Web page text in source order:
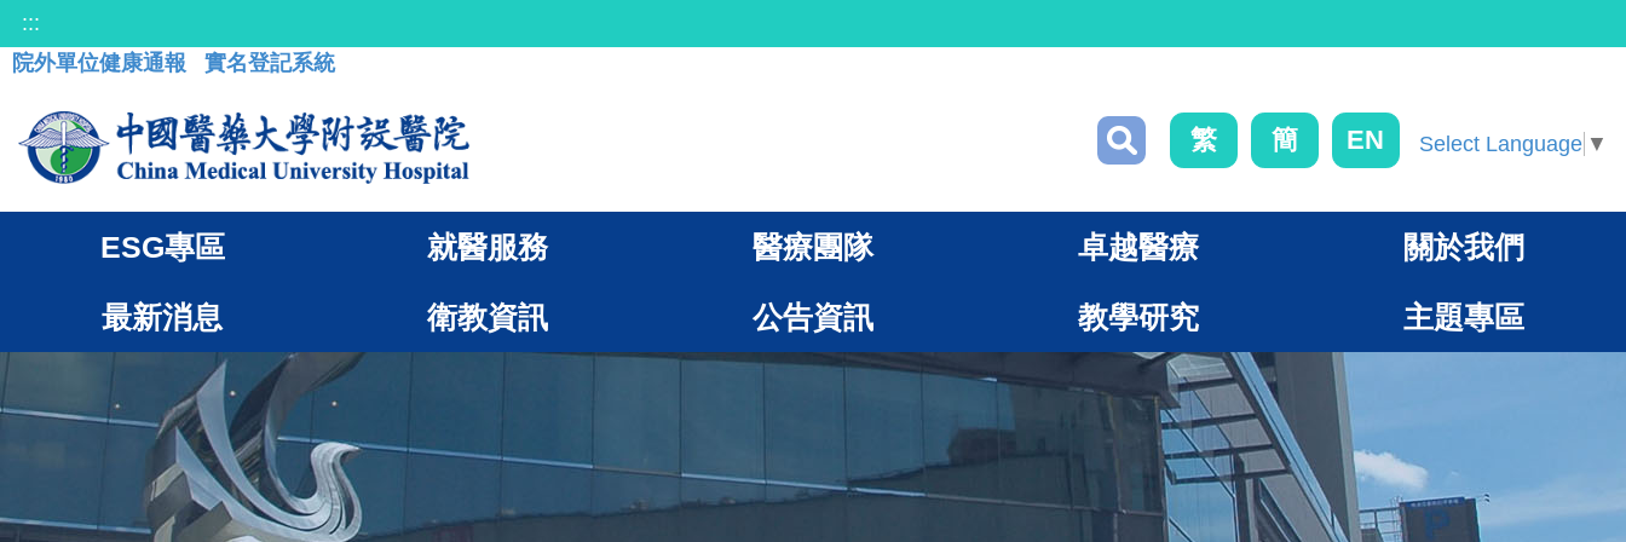
:::
院外單位健康通報
實名登記系統
繁 簡 EN Select Language ▼
ESG專區 就醫服務 醫療團隊 卓越醫療 關於我們
最新消息 衛教資訊 公告資訊 教學研究 主題專區